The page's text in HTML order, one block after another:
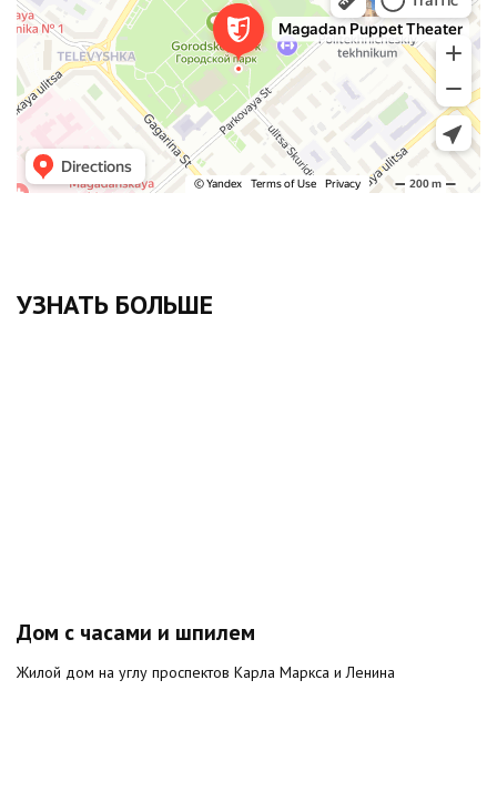
УЗНАТЬ БОЛЬШЕ
Дом с часами и шпилем
Жилой дом на углу проспектов Карла Маркса и Ленина